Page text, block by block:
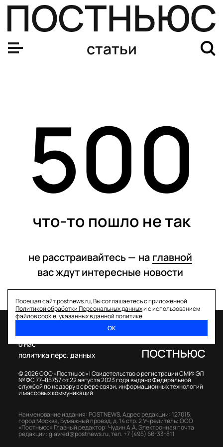
статьи
500
что-то пошло не так
не расстраивайтесь — на главной
вас ждут интересные новости
Посещая сайт postnews.ru, Вы соглашаетесь с приложенной
Политикой обработки Персональных данныхи с использованием
файлов cookie, указанных в данной политике.
ОК
© 2026 ООО «Постньюс» |Свидетельство о регистрации СМИ: ЭЛ
№ ФС 77–85757 от 22 августа 2023 года выдано Федеральной
службой по надзору в сфере связи, информационных технологий
и массовых коммуникаций
о нас
политика перс. данных
Наименование издания: POSTNEWS,Адрес редакции: 127015,
город Москва, Бумажный проезд, д. 14 стр. 2Учредитель: ООО
«Постньюс» Главный редактор: Чудин А.А.Электронная почта
редакции:glavred@postnews.ru,тел. +7 (495) 66-33-811